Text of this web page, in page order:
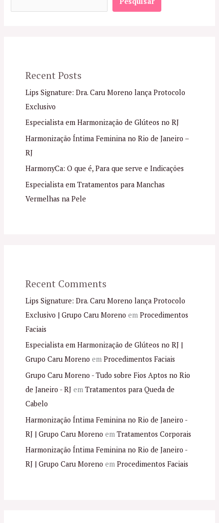
Recent Posts
Lips Signature: Dra. Caru Moreno lança Protocolo
Exclusivo
Especialista em Harmonização de Glúteos no RJ
Harmonização Íntima Feminina no Rio de Janeiro –
RJ
HarmonyCa: O que é, Para que serve e Indicações
Especialista em Tratamentos para Manchas
Vermelhas na Pele
Recent Comments
Lips Signature: Dra. Caru Moreno lança Protocolo
Exclusivo | Grupo Caru Moreno em Procedimentos
Faciais
Especialista em Harmonização de Glúteos no RJ |
Grupo Caru Moreno em Procedimentos Faciais
Grupo Caru Moreno - Tudo sobre Fios Aptos no Rio
de Janeiro - RJem Tratamentos para Queda de
Cabelo
Harmonização Íntima Feminina no Rio de Janeiro -
RJ | Grupo Caru Moreno em Tratamentos Corporais
Harmonização Íntima Feminina no Rio de Janeiro -
RJ | Grupo Caru Moreno em Procedimentos Faciais